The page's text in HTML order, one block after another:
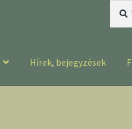
Hírek, bejegyzések